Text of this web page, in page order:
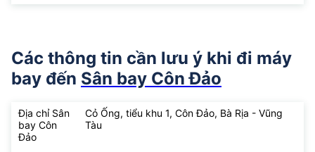
Các thông tin cần lưu ý khi đi máy
bay đến Sân bay Côn Đảo
Địa chỉ Sân
bay Côn
Đảo
Cỏ Ống, tiểu khu 1, Côn Đảo, Bà Rịa - Vũng
Tàu